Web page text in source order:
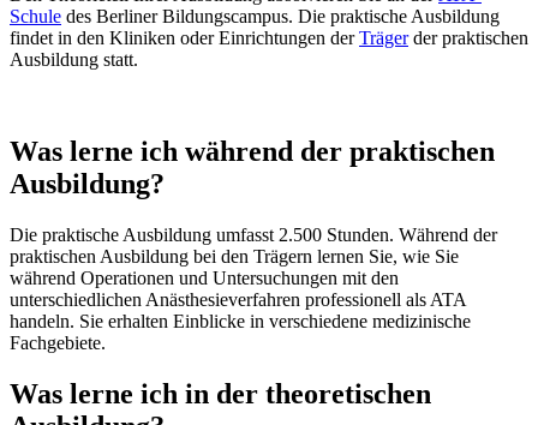
Schule des Berliner Bildungscampus. Die praktische Ausbildung
findet in den Kliniken oder Einrichtungen derTrägerder praktischen
Ausbildung statt.
Was lerne ich während der praktischen
Ausbildung?
Die praktische Ausbildung umfasst 2.500 Stunden. Während der
praktischen Ausbildung bei den Trägern lernen Sie, wie Sie
während Operationen und Untersuchungen mit den
unterschiedlichen Anästhesieverfahren professionell als ATA
handeln. Sie erhalten Einblicke in verschiedene medizinische
Fachgebiete.
Was lerne ich in der theoretischen